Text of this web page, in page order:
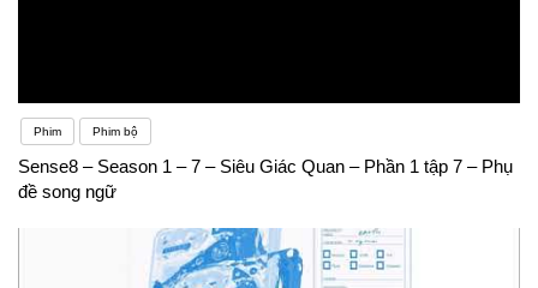
Phim Phim bộ
Sense8 – Season 1 – 7 – Siêu Giác Quan – Phần 1 tập 7 – Phụ
đề song ngữ